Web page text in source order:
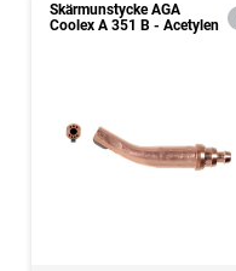
Skärmunstycke AGA
Coolex A 351 B - Acetylen